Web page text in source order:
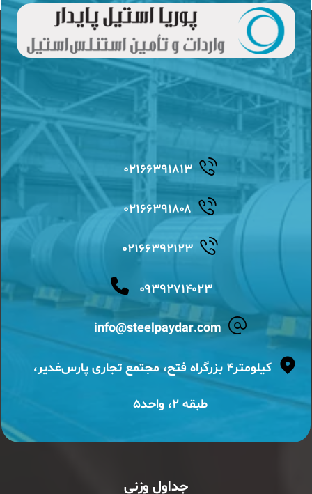
۰۲۱۶۶۳۹۱۸۱۳
۰۲۱۶۶۳۹۱۸۰۸
۰۲۱۶۶۳۹۲۱۲۳
۰۹۳۹۲۷۱۴۰۲۳
info@steelpaydar.com
کیلومتر۴ بزرگراه فتح، مجتمع تجاری پارس‌غدیر،
طبقه ۲، واحد۵
جداول وزنی